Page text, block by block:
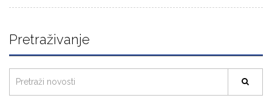
Pretraživanje